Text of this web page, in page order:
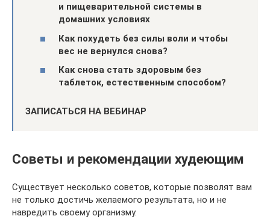
и пищеварительной системы в
домашних условиях
Как похудеть без силы воли и чтобы
вес не вернулся снова?
Как снова стать здоровым без
таблеток, естественным способом?
ЗАПИСАТЬСЯ НА ВЕБИНАР
Советы и рекомендации худеющим
Существует несколько советов, которые позволят вам
не только достичь желаемого результата, но и не
навредить своему организму.